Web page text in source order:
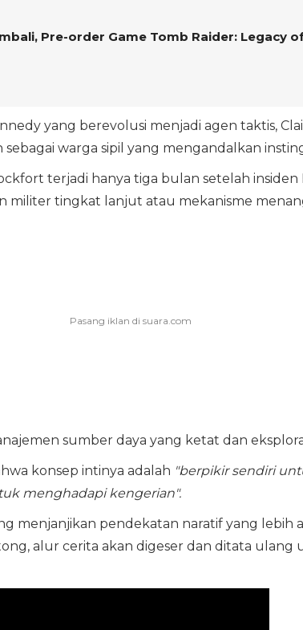
Pre-order Game Tomb Raider: Legacy
yang berevolusi menjadi agen taktis,
warga sipil yang mengandalkan
terjadi hanya tiga bulan setelah insiden
militer tingkat lanjut atau mekanisme
sumber daya yang ketat dan
konsep intinya adalah "berpikir sendiri
menghadapi kengerian".
menjanjikan pendekatan naratif yang lebih
alur cerita akan digeser dan ditata ulang